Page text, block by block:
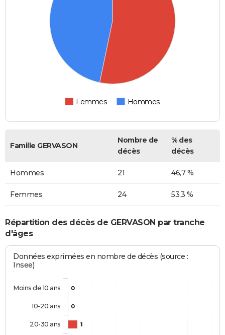
Femmes Hommes
Famille GERVASON
Nombre de
décès
% des
décès
Hommes 21 46,7 %
Femmes 24 53,3 %
Répartition des décès de GERVASON par tranche
d'âges
Données exprimées en nombre de décès (source :
Insee)
0
0
1
Moins de 10 ans
10-20 ans
20-30 ans